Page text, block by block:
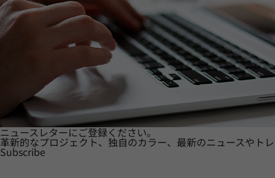
ニュースレターにご登録ください。
革新的なプロジェクト、独自のカラー、最新のニュースやト
Subscribe